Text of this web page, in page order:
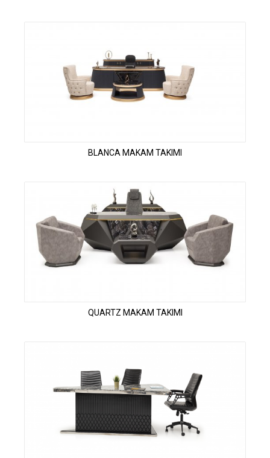
BLANCA MAKAM TAKIMI
QUARTZ MAKAM TAKIMI